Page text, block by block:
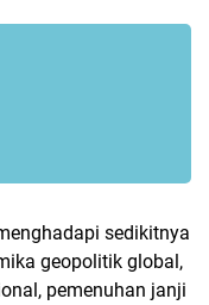
sedikitnya
geopolitik global,
pemenuhan janji